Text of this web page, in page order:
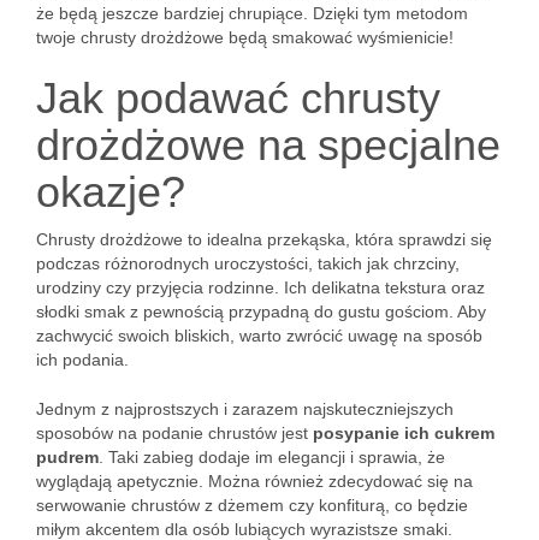
że będą jeszcze bardziej chrupiące. Dzięki tym metodom
twoje chrusty drożdżowe będą smakować wyśmienicie!
Jak podawać chrusty
drożdżowe na specjalne
okazje?
Chrusty drożdżowe to idealna przekąska, która sprawdzi się
podczas różnorodnych uroczystości, takich jak chrzciny,
urodziny czy przyjęcia rodzinne. Ich delikatna tekstura oraz
słodki smak z pewnością przypadną do gustu gościom. Aby
zachwycić swoich bliskich, warto zwrócić uwagę na sposób
ich podania.
Jednym z najprostszych i zarazem najskuteczniejszych
sposobów na podanie chrustów jest posypanie ich cukrem
pudrem . Taki zabieg dodaje im elegancji i sprawia, że
wyglądają apetycznie. Można również zdecydować się na
serwowanie chrustów z dżemem czy konfiturą, co będzie
miłym akcentem dla osób lubiących wyrazistsze smaki.